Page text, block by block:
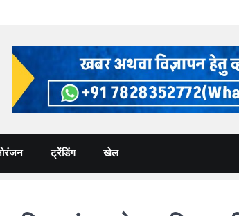
ट्रेंडिंग खेल